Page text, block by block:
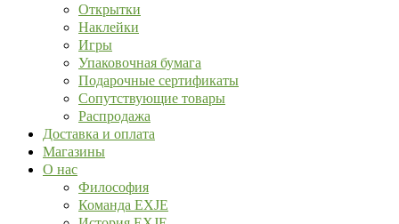
Открытки
Наклейки
Игры
Упаковочная бумага
Подарочные сертификаты
Сопутствующие товары
Распродажа
Доставка и оплата
Магазины
О нас
Философия
Команда EXJE